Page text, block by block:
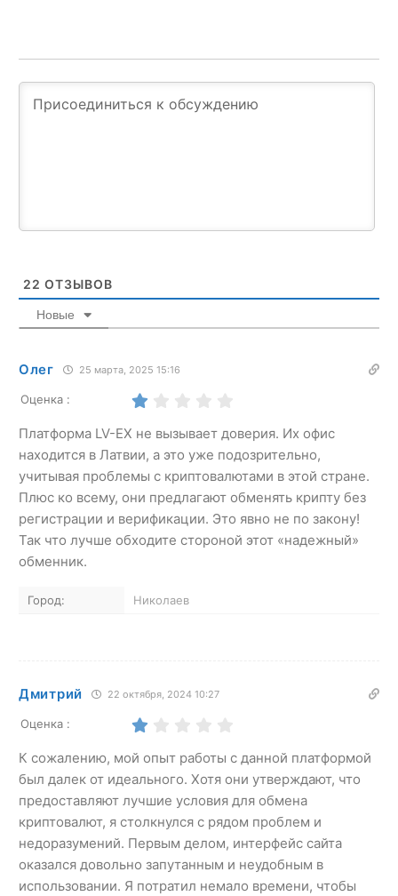
22 ОТЗЫВОВ
Новые
Олег 25 марта, 2025 15:16
Оценка :
Платформа LV-EX не вызывает доверия. Их офис
находится в Латвии, а это уже подозрительно,
учитывая проблемы с криптовалютами в этой стране.
Плюс ко всему, они предлагают обменять крипту без
регистрации и верификации. Это явно не по закону!
Так что лучше обходите стороной этот «надежный»
обменник.
Город: Николаев
Дмитрий 22 октября, 2024 10:27
Оценка :
К сожалению, мой опыт работы с данной платформой
был далек от идеального. Хотя они утверждают, что
предоставляют лучшие условия для обмена
криптовалют, я столкнулся с рядом проблем и
недоразумений. Первым делом, интерфейс сайта
оказался довольно запутанным и неудобным в
использовании. Я потратил немало времени, чтобы